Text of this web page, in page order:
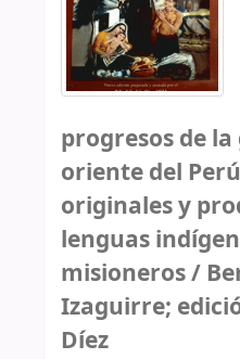
progresos de
oriente del
originales y
lenguas
misioneros /
Izaguirre;
Díez